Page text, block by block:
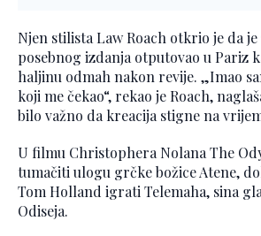
Njen stilista Law Roach otkrio je da
posebnog izdanja otputovao u Pariz
haljinu odmah nakon revije. „Imao
koji me čekao“, rekao je Roach,
bilo važno da kreacija stigne na
U filmu Christophera Nolana The
tumačiti ulogu grčke božice Atene,
Tom Holland igrati Telemaha, sina
Odiseja.